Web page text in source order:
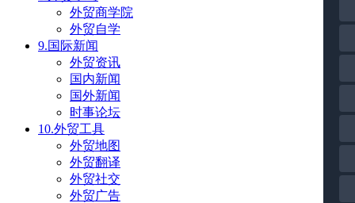
外贸商学院
外贸自学
9.国际新闻
外贸资讯
国内新闻
国外新闻
时事论坛
10.外贸工具
外贸地图
外贸翻译
外贸社交
外贸广告